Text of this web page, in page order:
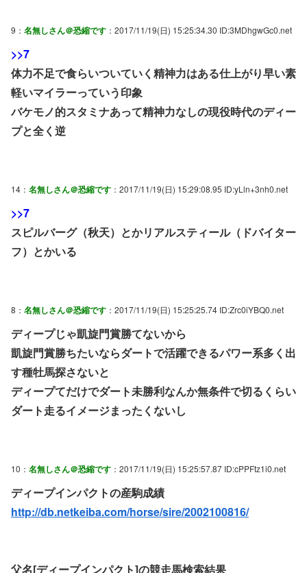
9： 名無しさん＠恐縮です ：2017/11/19(日) 15:25:34.30 ID:3MDhgwGc0.net
>>7
体力不足で食らいついていく精神力はある仕上がり早い素
軽いマイラーっていう印象
バケモノ的スタミナあって精神力なしの現役時代のディー
プと全く逆
14： 名無しさん＠恐縮です ：2017/11/19(日) 15:29:08.95 ID:yLln+3nh0.net
>>7
スピルバーグ（秋天）とかリアルスティール（ドバイター
フ）とかいる
8： 名無しさん＠恐縮です ：2017/11/19(日) 15:25:25.74 ID:Zrc0iYBQ0.net
ディープじゃ凱旋門賞勝てないから
凱旋門賞勝ちたいならダートで活躍できるパワー系多く出
す種牡馬探さないと
ディープてだけでダート未勝利なんか無条件で切るくらい
ダート走るイメージまったくないし
10： 名無しさん＠恐縮です ：2017/11/19(日) 15:25:57.87 ID:cPPFtz1i0.net
ディープインパクトの産駒成績
http://db.netkeiba.com/horse/sire/2002100816/
父名[ディープインパクト]の競走馬検索結果